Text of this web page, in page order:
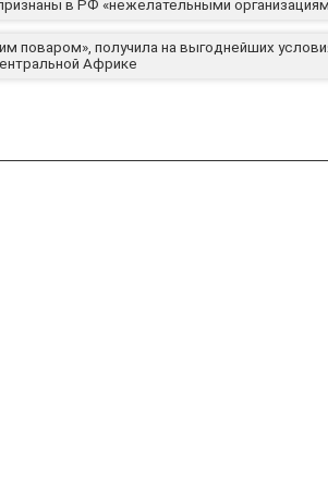
в РФ «нежелательными
поваром», получила на выгоднейших
Африке